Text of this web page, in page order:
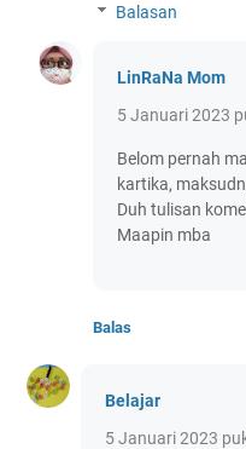
Balasan
LinRaNa Mom
5 Januari 2023
Belom pernah
kartika,
Duh tulisan
Maapin mba
Balas
Belajar
5 Januari 2023